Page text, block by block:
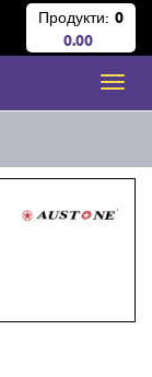
Продукти: 0
0.00